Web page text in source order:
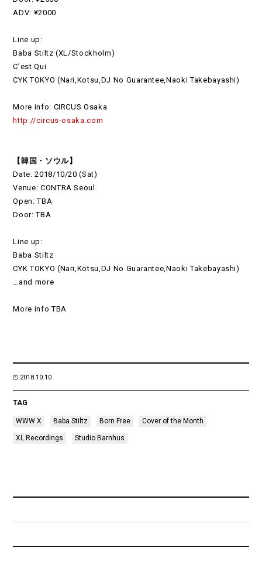
ADV: ¥2000
Line up:
Baba Stiltz (XL/Stockholm)
C’est Qui
CYK TOKYO (Nari,Kotsu,DJ No Guarantee,Naoki Takebayashi)
More info: CIRCUS Osaka
http://circus-osaka.com
【韓国・ソウル】
Date: 2018/10/20 (Sat)
Venue: CONTRA Seoul
Open: TBA
Door: TBA
Line up:
Baba Stiltz
CYK TOKYO (Nari,Kotsu,DJ No Guarantee,Naoki Takebayashi)
…and more
More info TBA
2018.10.10
TAG
WWW X Baba Stiltz Born Free Cover of the Month
XL Recordings Studio Barnhus